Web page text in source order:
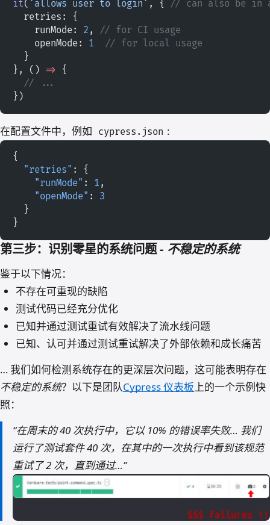
it( 'allows user to login' , { // can also be in
  retries: {
    runMode:
2 , // for CI usage
    openMode:
1
  // for local usage
  }
}, () => {
  // ...
})
在配置文件中，例如 cypress.json :
{
  "retries"
: {
    "runMode"
: 1,
    "openMode"
: 3
  }
}
第三步：识别零星的系统问题 - 不稳定的系统
鉴于以下情况：
不存在可重现的缺陷
测试代码已经充分优化
已知并通过测试重试有效解决了流水线问题
已知、认可并通过测试重试解决了外部依赖和成长痛苦
… 我们如何检测系统存在的更深层次问题，这可能表明存在
不稳定的系统？以下是团队Cypress 仪表板上的一个示例快
照：
“在周末的 40 次执行中，它以 10% 的错误率失败… 我们
运行了测试套件 40 次，在其中的一次执行中看到该规范
重试了 2 次，直到通过…”